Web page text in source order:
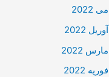
می 2022
آوریل 2022
مارس 2022
فوریه 2022